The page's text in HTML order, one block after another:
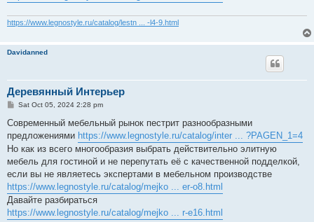
https://www.legnostyle.ru/catalog/lestn ... -l4-9.html
Davidanned
Деревянный Интерьер
P
s
Sat Oct 05, 2024 2:28 pm
Современный мебельный рынок пестрит разнообразными
предложениями https://www.legnostyle.ru/catalog/inter ... ?PAGEN_1=4
Но как из всего многообразия выбрать действительно элитную
мебель для гостиной и не перепутать её с качественной подделкой,
если вы не являетесь экспертами в мебельном производстве
https://www.legnostyle.ru/catalog/mejko ... er-o8.html
Давайте разбираться
https://www.legnostyle.ru/catalog/mejko ... r-e16.html